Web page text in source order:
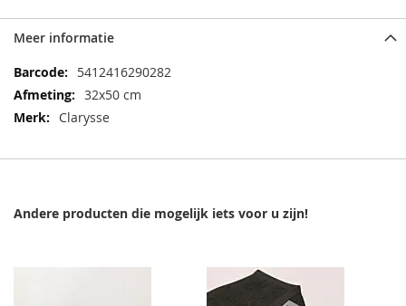
Meer informatie
Meer
informatie
5412416290282
32x50 cm
Clarysse
Andere producten die mogelijk iets voor u zijn!